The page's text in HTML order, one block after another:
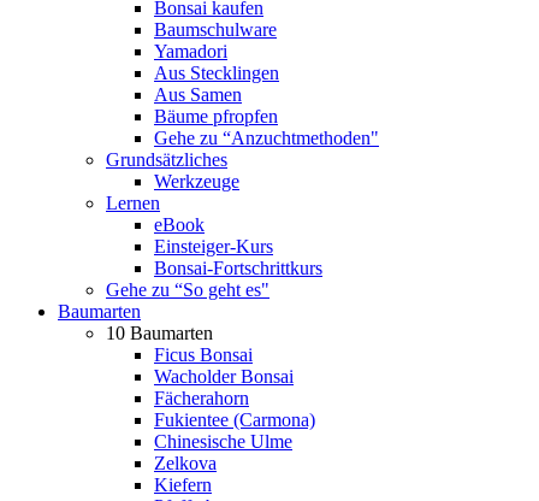
Bonsai kaufen
Baumschulware
Yamadori
Aus Stecklingen
Aus Samen
Bäume pfropfen
Gehe zu “Anzuchtmethoden"
Grundsätzliches
Werkzeuge
Lernen
eBook
Einsteiger-Kurs
Bonsai-Fortschrittkurs
Gehe zu “So geht es"
Baumarten
10 Baumarten
Ficus Bonsai
Wacholder Bonsai
Fächerahorn
Fukientee (Carmona)
Chinesische Ulme
Zelkova
Kiefern